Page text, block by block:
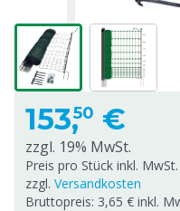
153,50 €
zzgl. 19% MwSt.
Preis pro Stück inkl.
zzgl. Versandkosten
Bruttopreis: 3,65 € inkl.